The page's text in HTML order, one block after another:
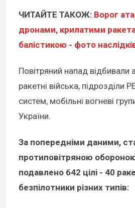
ЧИТАЙТЕ ТАКОЖ: Ворог
дронами, крилатими
балістикою - фото
Повітряний напад відбивали
ракетні війська, підрозділи
систем, мобільні вогневі
України.
За попередніми даними,
протиповітряною
подавлено 642 цілі - 40
безпілотники різних типів: